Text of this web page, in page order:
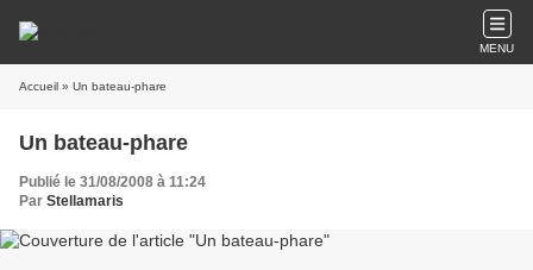
MENU
Accueil » Un bateau-phare
Un bateau-phare
Publié le 31/08/2008 à 11:24
Par Stellamaris